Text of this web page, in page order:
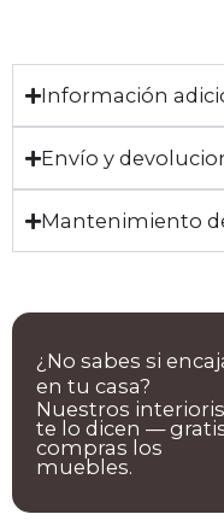
Información
Envío y
Mantenimiento
¿No sabes si
en tu casa?
Nuestros
te lo dicen —
compras los
muebles.